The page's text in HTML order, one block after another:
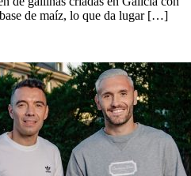
de maíz, lo que da lugar […]